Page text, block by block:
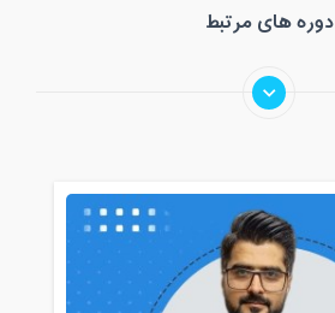
دوره های مرتبط